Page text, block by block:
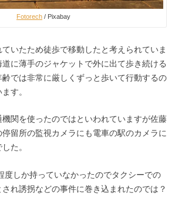
Fotorech / Pixabay
いたため徒歩で移動したと考えられていま
に薄手のジャケットで外に出て歩き続ける
では非常に厳しくずっと歩いて行動するの
す。
関を使ったのではといわれていますが佐藤
留所の監視カメラにも電車の駅のカメラに
た。
度しか持っていなかったのでタクシーでの
れ誘拐などの事件に巻き込まれたのでは？